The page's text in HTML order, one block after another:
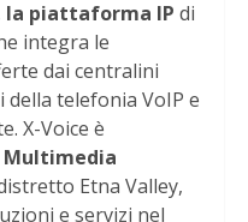
la piattaforma IP di
integra le
dai centralini
telefonia VoIP e
X-Voice è
Multimedia
Etna Valley,
e servizi nel